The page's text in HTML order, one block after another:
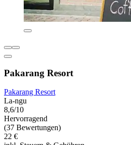
Pakarang Resort
Pakarang Resort
La-ngu
8,6/10
Hervorragend
(37 Bewertungen)
22 €